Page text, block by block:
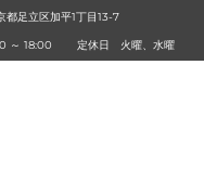
足立区加平1丁目13‐7
～ 18:00 定休日 火曜、水曜